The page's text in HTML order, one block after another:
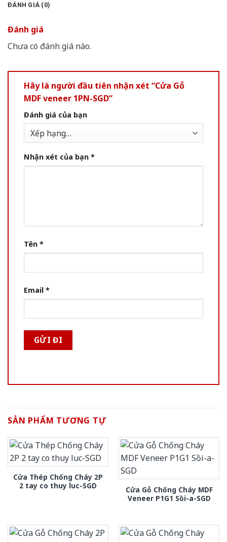
ĐÁNH GIÁ (0)
Đánh giá
Chưa có đánh giá nào.
Hãy là người đầu tiên nhận xét “Cửa Gỗ
MDF veneer 1PN-SGD”
Đánh giá của bạn
Nhận xét của bạn *
Tên *
Email *
SẢN PHẨM TƯƠNG TỰ
Cửa Thép Chống Cháy 2P
2 tay co thuy luc-SGD
Cửa Gỗ Chống Cháy MDF
Veneer P1G1 Sồi-a-SGD